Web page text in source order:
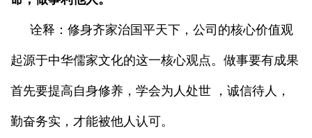
诠释：修身齐家治国平天下，公司的核心价值观
起源于中华儒家文化的这一核心观点。做事要有成果
首先要提高自身修养，学会为人处世 ，诚信待人，
勤奋务实，才能被他人认可。